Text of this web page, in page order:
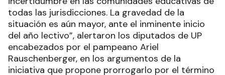
todas las jurisdicciones. La gravedad de la
situación es aún mayor, ante el inminente inicio
del año lectivo”, alertaron los diputados de UP
encabezados por el pampeano Ariel
Rauschenberger, en los argumentos de la
iniciativa que propone prorrogarlo por el término